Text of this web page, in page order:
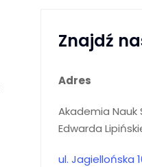
Znajdź
Adres
Akademia Nauk
Edwarda
ul. Jagiellońska